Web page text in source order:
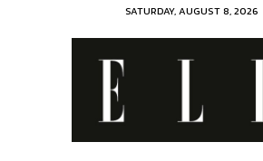
SATURDAY, AUGUST 8, 2026